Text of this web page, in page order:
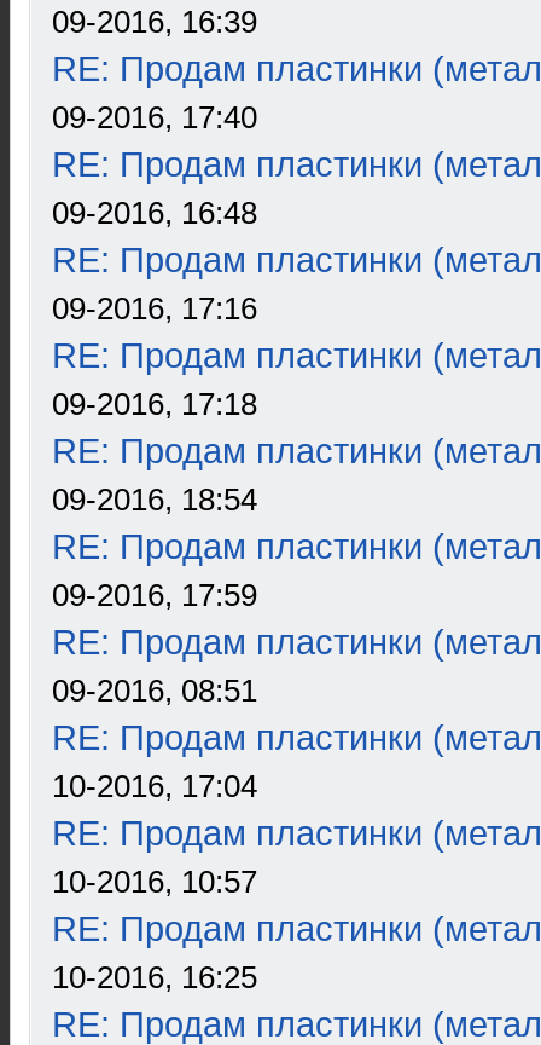
09-2016, 16:39
RE: Продам пластинки
09-2016, 17:40
RE: Продам пластинки
09-2016, 16:48
RE: Продам пластинки
09-2016, 17:16
RE: Продам пластинки
09-2016, 17:18
RE: Продам пластинки
09-2016, 18:54
RE: Продам пластинки
09-2016, 17:59
RE: Продам пластинки
09-2016, 08:51
RE: Продам пластинки
10-2016, 17:04
RE: Продам пластинки
10-2016, 10:57
RE: Продам пластинки
10-2016, 16:25
RE: Продам пластинки